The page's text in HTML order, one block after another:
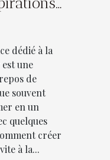
dédié à la
une
de
souvent
en un
quelques
créer
à la...